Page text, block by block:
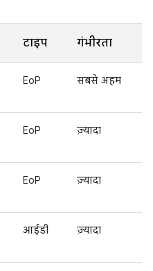
टाइप गंभीरता
EoP सबसे अहम
EoP ज़्यादा
EoP ज़्यादा
आईडी ज़्यादा